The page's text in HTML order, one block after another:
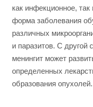
как инфекционное,
форма заболевания
различных
и паразитов. С
менингит может
определенных
образования опухолей.